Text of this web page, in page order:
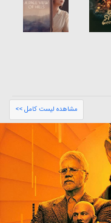
مشاهده لیست کامل >>